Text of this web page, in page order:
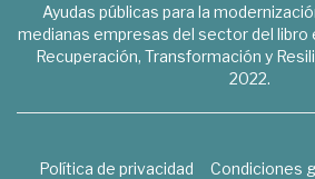
Ayudas públicas para la
medianas empresas del sector del libro
Recuperación, Transformación y
2022.
Política de privacidad Condiciones